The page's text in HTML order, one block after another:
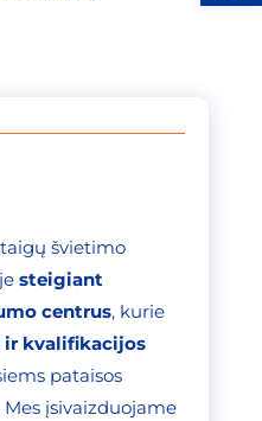
švietimo
steigiant
centrus, kurie
ir kvalifikacijos
pataisos
įsivaizduojame